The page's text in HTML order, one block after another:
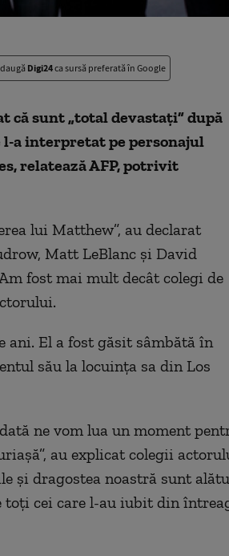
Digi24ca sursă preferată în Google
că sunt „total devastaţi” după
l-a interpretat pe personajul
relatează AFP, potrivit
lui Matthew”, au declarat
Matt LeBlanc şi David
fost mai mult decât colegi de
ani. El a fost găsit sâmbătă în
său la locuinţa sa din Los
ne vom lua un moment
au explicat colegii
şi dragostea noastră sunt
cei care l-au iubit din